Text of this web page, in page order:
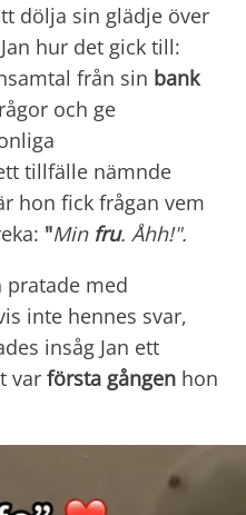
dölja sin glädje över
hur det gick till:
från sin bank
och ge
tillfälle nämnde
hon fick frågan vem
"Min fru. Åhh!".
pratade med
inte hennes svar,
insåg Jan ett
var första gången hon